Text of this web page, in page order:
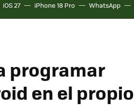
iOS 27 iPhone 18 Pro WhatsApp
programar
en el propio